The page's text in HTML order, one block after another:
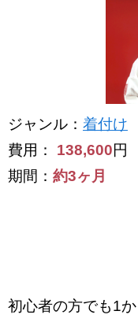
ジャンル ： 着付け
費用： 138,600円
期間： 約3ヶ月
初心者の方でも1